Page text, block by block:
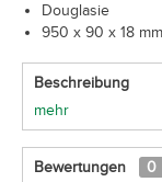
Douglasie
950 x 90 x 18 mm
Beschreibung
mehr
Bewertungen
0